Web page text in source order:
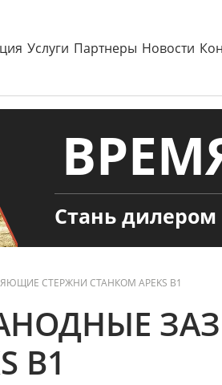
Услуги Партнеры Новости
Стань
СТЕРЖНИ СТАНКОМ APEKS B1
B1